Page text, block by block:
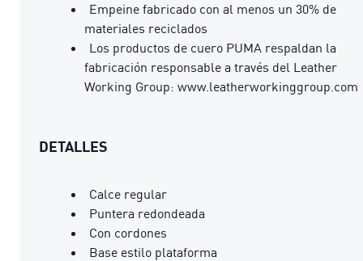
Empeine fabricado con al menos un 30% de
materiales reciclados
Los productos de cuero PUMA respaldan la
fabricación responsable a través del Leather
Working Group: www.leatherworkinggroup.com
DETALLES
Calce regular
Puntera redondeada
Con cordones
Base estilo plataforma